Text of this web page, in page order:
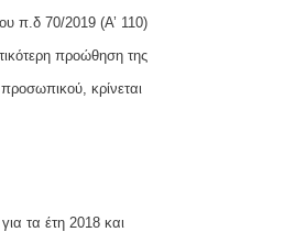
π.δ 70/2019 (Α’ 110)
προώθηση της
κρίνεται
τα έτη 2018 και